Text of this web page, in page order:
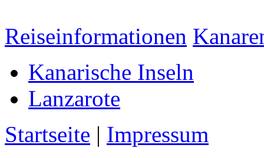
Reiseinformationen
Kanarische Inseln
Lanzarote
Startseite | Impressum